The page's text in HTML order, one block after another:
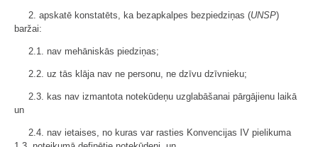
2. apskatē konstatēts, ka bezapkalpes bezpiedziņas (UNSP)
baržai:
2.1. nav mehāniskās piedziņas;
2.2. uz tās klāja nav ne personu, ne dzīvu dzīvnieku;
2.3. kas nav izmantota notekūdeņu uzglabāšanai pārgājienu laikā
un
2.4. nav ietaises, no kuras var rasties Konvencijas IV pielikuma